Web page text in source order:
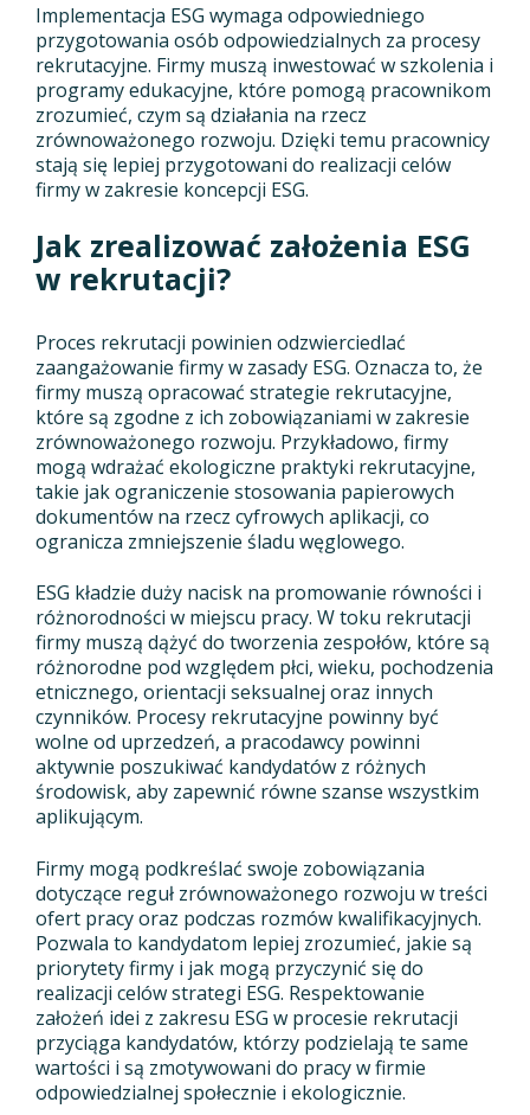
Implementacja ESG wymaga odpowiedniego
przygotowania osób odpowiedzialnych za procesy
rekrutacyjne. Firmy muszą inwestować w szkolenia i
programy edukacyjne, które pomogą pracownikom
zrozumieć, czym są działania na rzecz
zrównoważonego rozwoju. Dzięki temu pracownicy
stają się lepiej przygotowani do realizacji celów
firmy w zakresie koncepcji ESG.
Jak zrealizować założenia ESG
w rekrutacji?
Proces rekrutacji powinien odzwierciedlać
zaangażowanie firmy w zasady ESG. Oznacza to, że
firmy muszą opracować strategie rekrutacyjne,
które są zgodne z ich zobowiązaniami w zakresie
zrównoważonego rozwoju. Przykładowo, firmy
mogą wdrażać ekologiczne praktyki rekrutacyjne,
takie jak ograniczenie stosowania papierowych
dokumentów na rzecz cyfrowych aplikacji, co
ogranicza zmniejszenie śladu węglowego.
ESG kładzie duży nacisk na promowanie równości i
różnorodności w miejscu pracy. W toku rekrutacji
firmy muszą dążyć do tworzenia zespołów, które są
różnorodne pod względem płci, wieku, pochodzenia
etnicznego, orientacji seksualnej oraz innych
czynników. Procesy rekrutacyjne powinny być
wolne od uprzedzeń, a pracodawcy powinni
aktywnie poszukiwać kandydatów z różnych
środowisk, aby zapewnić równe szanse wszystkim
aplikującym.
Firmy mogą podkreślać swoje zobowiązania
dotyczące reguł zrównoważonego rozwoju w treści
ofert pracy oraz podczas rozmów kwalifikacyjnych.
Pozwala to kandydatom lepiej zrozumieć, jakie są
priorytety firmy i jak mogą przyczynić się do
realizacji celów strategi ESG. Respektowanie
założeń idei z zakresu ESG w procesie rekrutacji
przyciąga kandydatów, którzy podzielają te same
wartości i są zmotywowani do pracy w firmie
odpowiedzialnej społecznie i ekologicznie.